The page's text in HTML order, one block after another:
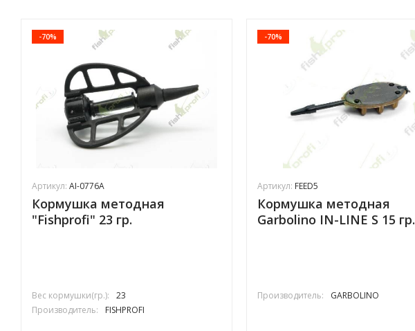
-70%
Артикул: AI-0776A
Кормушка методная
"Fishprofi" 23 гр.
Вес кормушки(гр.):
23
Производитель:
FISHPROFI
-70%
Артикул: FEED5
Кормушка методная
Garbolino IN-LINE S 15 гр.
Производитель: GARBOLINO